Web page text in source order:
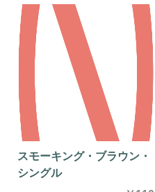
スモーキング・ブラウン・
シングル